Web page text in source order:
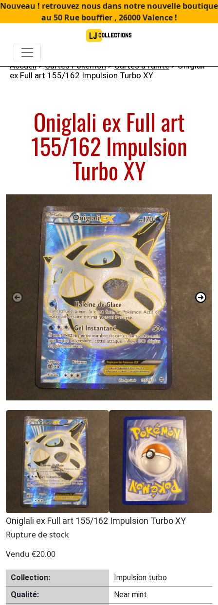
Nouveau ! retrouvez nous dans notre nouvelle boutique
au 50 Rue bouffier , 26000 Valence !
Accueil>Cartes Pokémon>Cartes à l'unité> Oniglali
ex Full art 155/162 Impulsion Turbo XY
Oniglali ex Full art
155/162 Impulsion
Turbo XY
Oniglali ex Full art 155/162 Impulsion Turbo XY
Rupture de stock
Vendu €20.00
Collection:
Impulsion turbo
Qualité:
Near mint